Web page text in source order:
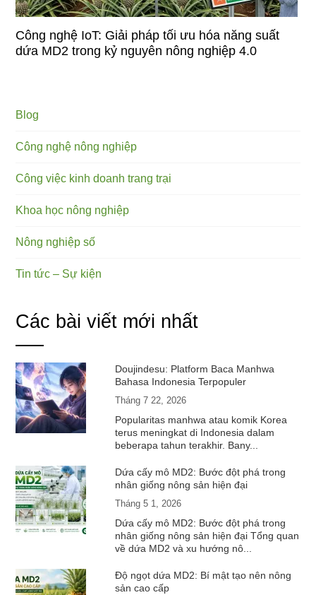
Công nghệ IoT: Giải pháp tối ưu hóa năng suất
dứa MD2 trong kỷ nguyên nông nghiệp 4.0
Blog
Công nghệ nông nghiệp
Công việc kinh doanh trang trại
Khoa học nông nghiệp
Nông nghiệp số
Tin tức – Sự kiện
Các bài viết mới nhất
Doujindesu: Platform Baca Manhwa
Bahasa Indonesia Terpopuler
Tháng 7 22, 2026
Popularitas manhwa atau komik Korea
terus meningkat di Indonesia dalam
beberapa tahun terakhir. Bany...
Dứa cấy mô MD2: Bước đột phá trong
nhân giống nông sản hiện đại
Tháng 5 1, 2026
Dứa cấy mô MD2: Bước đột phá trong
nhân giống nông sản hiện đại Tổng quan
về dứa MD2 và xu hướng nô...
Độ ngọt dứa MD2: Bí mật tạo nên nông
sản cao cấp